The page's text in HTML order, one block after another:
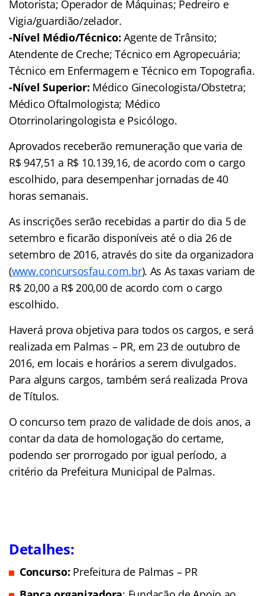
Motorista; Operador de Máquinas; Pedreiro e
Vigia/guardião/zelador.
-Nível Médio/Técnico: Agente de Trânsito;
Atendente de Creche; Técnico em Agropecuária;
Técnico em Enfermagem e Técnico em Topografia.
-Nível Superior: Médico Ginecologista/Obstetra;
Médico Oftalmologista; Médico
Otorrinolaringologista e Psicólogo.
Aprovados receberão remuneração que varia de
R$ 947,51 a R$ 10.139,16, de acordo com o cargo
escolhido, para desempenhar jornadas de 40
horas semanais.
As inscrições serão recebidas a partir do dia 5 de
setembro e ficarão disponíveis até o dia 26 de
setembro de 2016, através do site da organizadora
(www.concursosfau.com.br). As As taxas variam de
R$ 20,00 a R$ 200,00 de acordo com o cargo
escolhido.
Haverá prova objetiva para todos os cargos, e será
realizada em Palmas – PR, em 23 de outubro de
2016, em locais e horários a serem divulgados.
Para alguns cargos, também será realizada Prova
de Títulos.
O concurso tem prazo de validade de dois anos, a
contar da data de homologação do certame,
podendo ser prorrogado por igual período, a
critério da Prefeitura Municipal de Palmas.
Detalhes:
Concurso: Prefeitura de Palmas – PR